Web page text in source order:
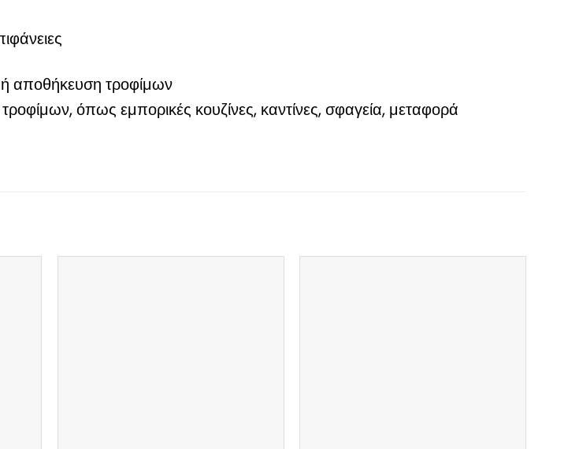
ή αποθήκευση τροφίμων
όπως εμπορικές κουζίνες, καντίνες, σφαγεία, μεταφορά